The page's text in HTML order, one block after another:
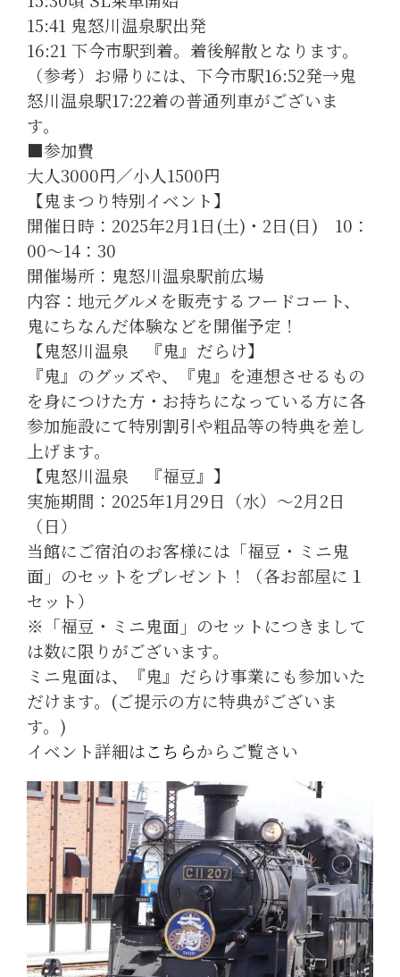
15:41 鬼怒川温泉駅出発
16:21 下今市駅到着。着後解散となります。
（参考）お帰りには、下今市駅16:52発→鬼
怒川温泉駅17:22着の普通列車がございま
す。
■参加費
大人3000円／小人1500円
【鬼まつり特別イベント】
開催日時：2025年2月1日(土)・2日(日) 10：
00～14：30
開催場所：鬼怒川温泉駅前広場
内容：地元グルメを販売するフードコート、
鬼にちなんだ体験などを開催予定！
【鬼怒川温泉 『鬼』だらけ】
『鬼』のグッズや、『鬼』を連想させるもの
を身につけた方・お持ちになっている方に各
参加施設にて特別割引や粗品等の特典を差し
上げます。
【鬼怒川温泉 『福豆』】
実施期間：2025年1月29日（水）～2月2日
（日）
当館にご宿泊のお客様には「福豆・ミニ鬼
面」のセットをプレゼント！（各お部屋に１
セット）
※「福豆・ミニ鬼面」のセットにつきまして
は数に限りがございます。
ミニ鬼面は、『鬼』だらけ事業にも参加いた
だけます。(ご提示の方に特典がございま
す。)
イベント詳細はこちらからご覧さい